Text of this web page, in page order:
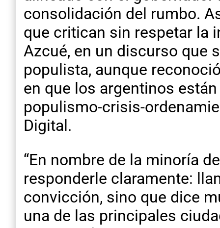
consolidación del rumbo.
que critican sin respetar la
Azcué, en un discurso que
populista, aunque
en que los argentinos
populismo-crisis-
Digital.
“En nombre de la minoría
responderle claramente:
convicción, sino que dice
una de las principales